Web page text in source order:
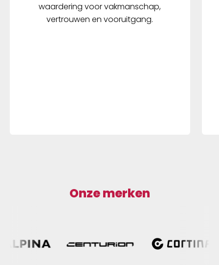
waardering voor vakmanschap,
vertrouwen en vooruitgang.
Onze merken